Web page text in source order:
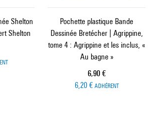
Shelton
Shelton
Pochette plastique Bande
Dessinée Bretécher | Agrippine,
tome 4 : Agrippine et les inclus, «
Au bagne »
Prix ​​actuel
6,90 €
6,20 € ADHÉRENT